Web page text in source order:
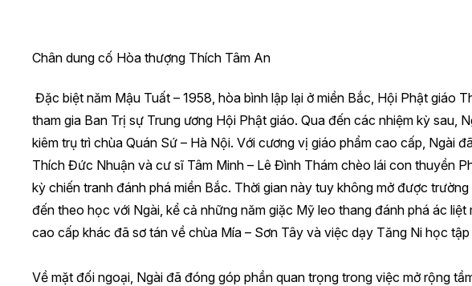
Chân dung cố Hòa thượng Thích Tâm An
Đặc biệt năm Mậu Tuất – 1958, hòa bình lập lại ở miền Bắc, Hội Phật giáo
tham gia Ban Trị sự Trung ương Hội Phật giáo. Qua đến các nhiệm kỳ sau,
kiêm trụ trì chùa Quán Sứ – Hà Nội. Với cương vị giáo phẩm cao cấp, Ngài
Thích Đức Nhuận và cư sĩ Tâm Minh – Lê Đình Thám chèo lái con thuyền
kỳ chiến tranh đánh phá miền Bắc. Thời gian này tuy không mở được
đến theo học với Ngài, kể cả những năm giặc Mỹ leo thang đánh phá ác
cao cấp khác đã sơ tán về chùa Mía – Sơn Tây và việc dạy Tăng Ni học
Về mặt đối ngoại, Ngài đã đóng góp phần quan trọng trong việc mở rộng